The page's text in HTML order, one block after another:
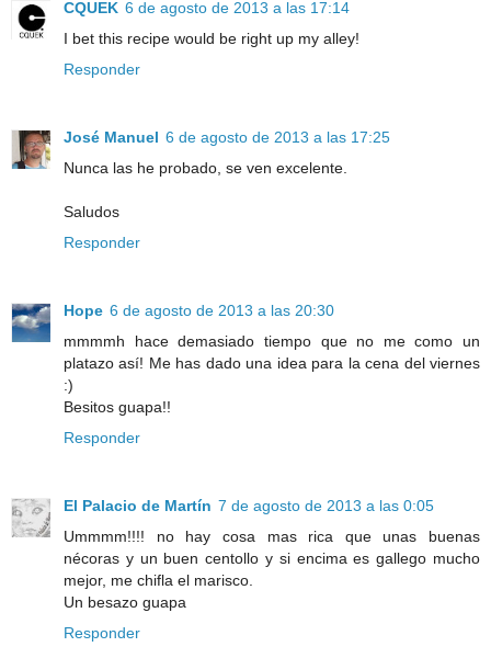
CQUEK 6 de agosto de 2013 a las 17:14
I bet this recipe would be right up my alley!
Responder
José Manuel 6 de agosto de 2013 a las 17:25
Nunca las he probado, se ven excelente.
Saludos
Responder
Hope 6 de agosto de 2013 a las 20:30
mmmmh hace demasiado tiempo que no me como un
platazo así! Me has dado una idea para la cena del viernes
:)
Besitos guapa!!
Responder
El Palacio de Martín 7 de agosto de 2013 a las 0:05
Ummmm!!!! no hay cosa mas rica que unas buenas
nécoras y un buen centollo y si encima es gallego mucho
mejor, me chifla el marisco.
Un besazo guapa
Responder